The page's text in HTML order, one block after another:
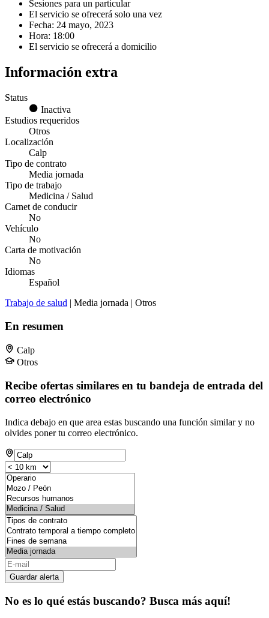
Sesiones para un particular
El servicio se ofrecerá solo una vez
Fecha: 24 mayo, 2023
Hora: 18:00
El servicio se ofrecerá a domicilio
Información extra
Status
Inactiva
Estudios requeridos
Otros
Localización
Calp
Tipo de contrato
Media jornada
Tipo de trabajo
Medicina / Salud
Carnet de conducir
No
Vehículo
No
Carta de motivación
No
Idiomas
Español
Trabajo de salud | Media jornada | Otros
En resumen
Calp
Otros
Recibe ofertas similares en tu bandeja de entrada del
correo electrónico
Indica debajo en que area estas buscando una función similar y no
olvides poner tu correo electrónico.
Guardar alerta
No es lo qué estás buscando? Busca más aquí!